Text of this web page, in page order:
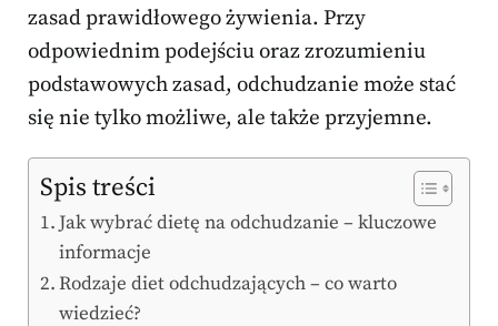
zasad prawidłowego żywienia. Przy
odpowiednim podejściu oraz zrozumieniu
podstawowych zasad, odchudzanie może stać
się nie tylko możliwe, ale także przyjemne.
Spis treści
Jak wybrać dietę na odchudzanie – kluczowe
informacje
Rodzaje diet odchudzających – co warto
wiedzieć?